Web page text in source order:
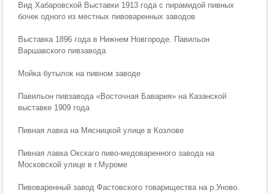
Вид Хабаровской Выставки 1913 года с пирамидой пивных
бочек одного из местных пивоваренных заводов
Выставка 1896 года в Нижнем Новгороде. Павильон
Варшавского пивзавода
Мойка бутылок на пивном заводе
Павильон пивзавода «Восточная Бавария» на Казанской
выставке 1909 года
Пивная лавка на Мясницкой улице в Козлове
Пивная лавка Окскаго пиво-медоваренного завода на
Московской улице в г.Муроме
Пивоваренный завод Фастовского товарищества на р.Уново.